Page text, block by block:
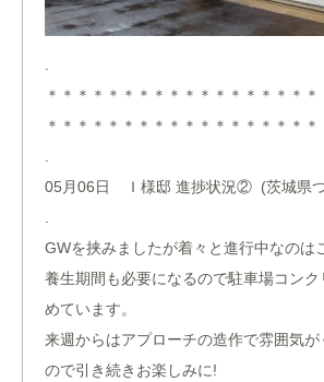
.
＊＊＊＊＊＊＊＊＊＊＊＊＊＊＊＊＊＊
＊＊＊＊＊＊＊＊＊＊＊＊＊＊＊＊＊＊
.
05月06日 Ｉ様邸 進捗状況② (茨城県
.
GWを挟みましたが着々と進行中なのは
養生期間も必要になるので駐車場コン
めています。
来週からはアプローチの造作で雰囲気
ので引き続きお楽しみに!